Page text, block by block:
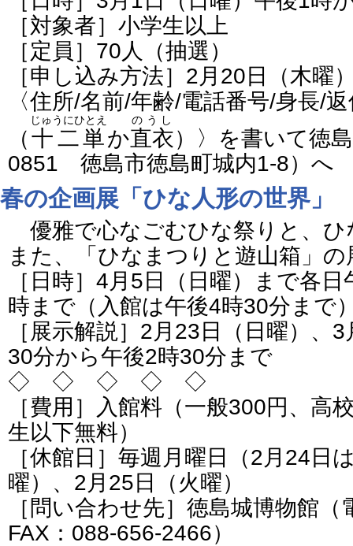
［対象者］小学生以上
［定員］70人（抽選）
［申し込み方法］2月20日（木曜
〈住所/名前/年齢/電話番号/身長/
（ 十二単
じゅうにひとえ
か直衣
のうし
）〉を書いて徳
0851 徳島市徳島町城内1-8）へ
春の企画展「ひな人形の世界」
優雅で心なごむひな祭りと、ひ
また、「ひなまつりと遊山箱」
［日時］4月5日（日曜）まで各
時まで（入館は午後4時30分まで
［展示解説］2月23日（日曜）、
30分から午後2時30分まで
◇ ◇ ◇ ◇ ◇
［費用］入館料（一般300円、高
生以下無料）
［休館日］毎週月曜日（2月24日
曜）、2月25日（火曜）
［問い合わせ先］徳島城博物館
FAX：088-656-2466）